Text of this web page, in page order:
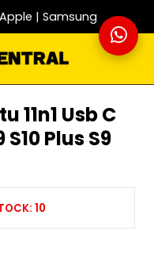
| Samsung
11n1 Usb C
Plus S9
10